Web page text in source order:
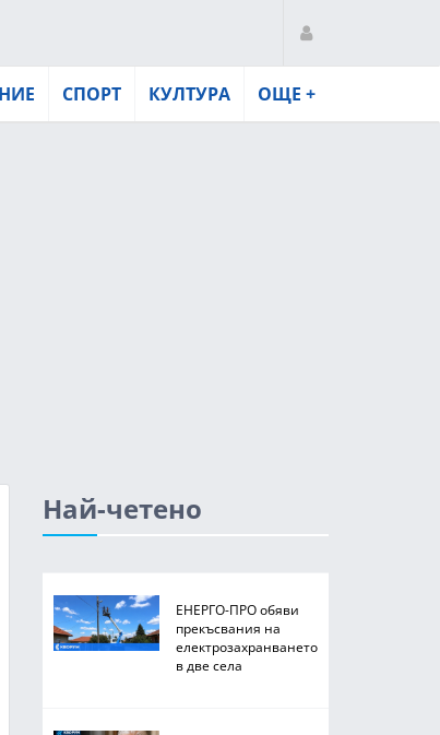
СПОРТ КУЛТУРА ОЩЕ +
Най-четено
ЕНЕРГО-ПРО обяви
прекъсвания на
електрозахранването
в две села